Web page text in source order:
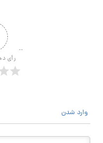
رأی
وارد شدن